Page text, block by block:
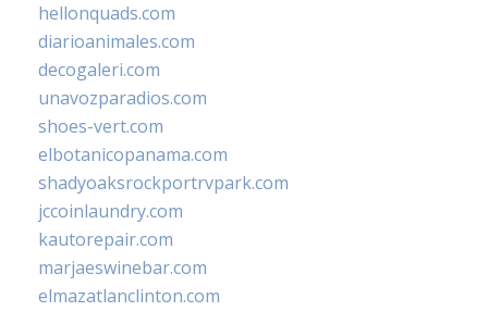
hellonquads.com
diarioanimales.com
decogaleri.com
unavozparadios.com
shoes-vert.com
elbotanicopanama.com
shadyoaksrockportrvpark.com
jccoinlaundry.com
kautorepair.com
marjaeswinebar.com
elmazatlanclinton.com